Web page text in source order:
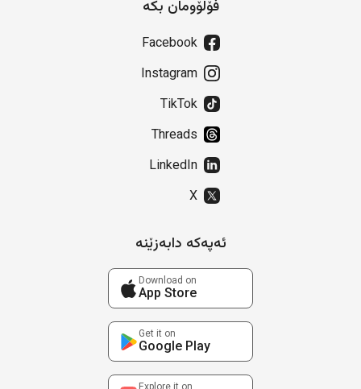
فۆڵۆومان بکە
Facebook
Instagram
TikTok
Threads
LinkedIn
X
ئەپەکە دابەزێنە
Download on
App Store
Get it on
Google Play